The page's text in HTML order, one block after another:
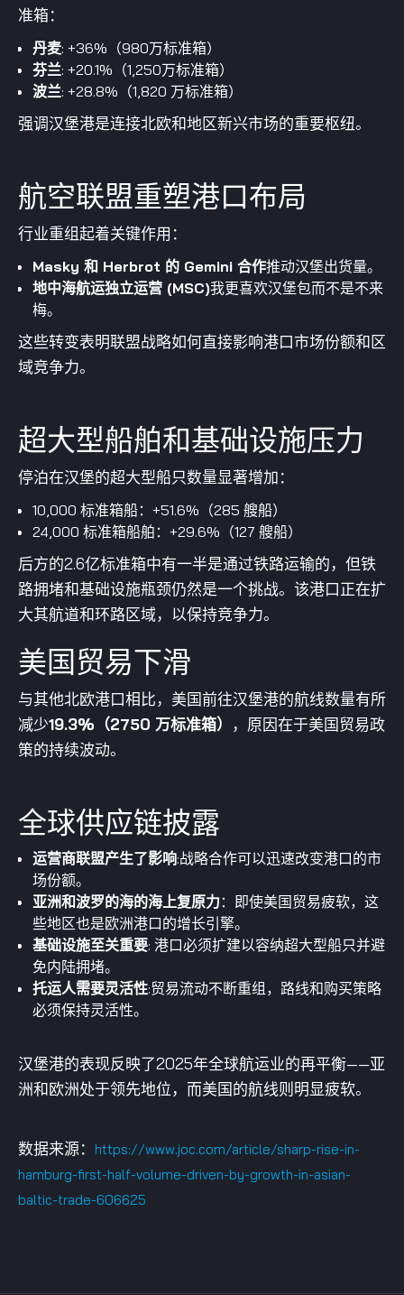
准箱：
丹麦: +36%（980万标准箱）
芬兰: +20.1%（1,250万标准箱）
波兰: +28.8%（1,820 万标准箱）
强调汉堡港是连接北欧和地区新兴市场的重要枢纽。
航空联盟重塑港口布局
行业重组起着关键作用：
Masky 和 Herbrot 的 Gemini 合作推动汉堡出货量。
地中海航运独立运营 (MSC)我更喜欢汉堡包而不是不来
梅。
这些转变表明联盟战略如何直接影响港口市场份额和区
域竞争力。
超大型船舶和基础设施压力
停泊在汉堡的超大型船只数量显著增加：
10,000 标准箱船：+51.6%（285 艘船）
24,000 标准箱船舶：+29.6%（127 艘船）
后方的2.6亿标准箱中有一半是通过铁路运输的，但铁
路拥堵和基础设施瓶颈仍然是一个挑战。该港口正在扩
大其航道和环路区域，以保持竞争力。
美国贸易下滑
与其他北欧港口相比，美国前往汉堡港的航线数量有所
减少19.3%（2750 万标准箱）
，原因在于美国贸易政
策的持续波动。
全球供应链披露
运营商联盟产生了影响:战略合作可以迅速改变港口的市
场份额。
亚洲和波罗的海的海上复原力：即使美国贸易疲软，这
些地区也是欧洲港口的增长引擎。
基础设施至关重要: 港口必须扩建以容纳超大型船只并避
免内陆拥堵。
托运人需要灵活性:贸易流动不断重组，路线和购买策略
必须保持灵活性。
汉堡港的表现反映了2025年全球航运业的再平衡——亚
洲和欧洲处于领先地位，而美国的航线则明显疲软。
数据来源：
https://www.joc.com/article/sharp-rise-in-
hamburg-first-half-volume-driven-by-growth-in-asian-
baltic-trade-606625